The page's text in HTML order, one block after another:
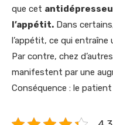
que cet
l’appétit. Dans
l’appétit, ce qui
Par contre, chez
manifestent par une
Conséquence : le